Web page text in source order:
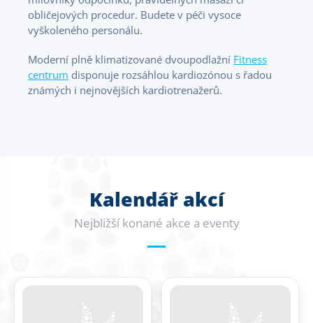
obličejových procedur. Budete v péči vysoce
vyškoleného personálu.
Moderní plně klimatizované dvoupodlažní Fitness
centrum disponuje rozsáhlou kardiozónou s řadou
známých i nejnovějších kardiotrenažerů.
Kalendář akcí
Nejbližší konané akce a eventy